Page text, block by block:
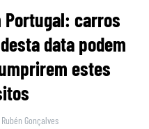
Portugal: carros
data podem
estes
Rubén Gonçalves